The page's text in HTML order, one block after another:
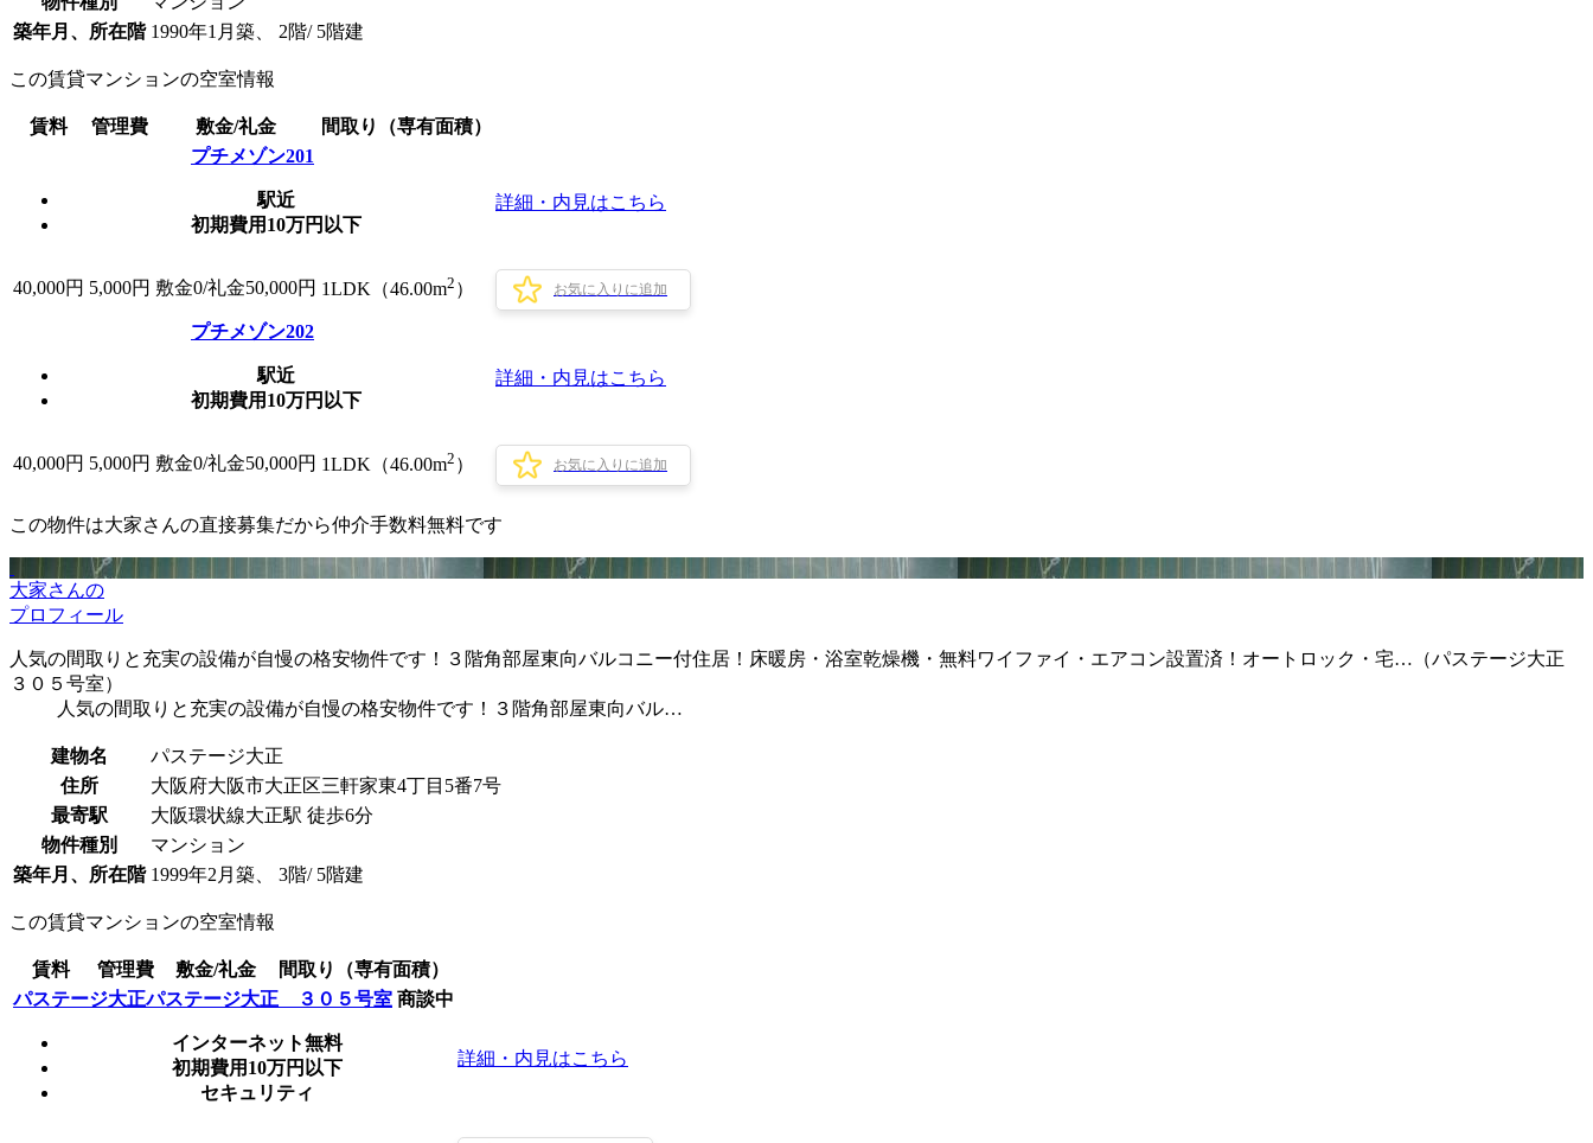
築年月、所在階 1990年1月築、 2階/ 5階建
この賃貸マンションの空室情報
賃料 管理費 敷金/礼金
間取り（専有面積）
プチメゾン201
駅近
初期費用10万円以下
詳細・内見はこちら
40,000円 5,000円 敷金0/礼金50,000円 1LDK（46.00m2 ） お気に入りに追加
プチメゾン202
駅近
初期費用10万円以下
詳細・内見はこちら
40,000円 5,000円 敷金0/礼金50,000円 1LDK（46.00m2 ） お気に入りに追加
この物件は大家さんの直接募集だから仲介手数料無料です
大家さんの
プロフィール
人気の間取りと充実の設備が自慢の格安物件です！３階角部屋東向バルコニー付住居！床暖房・浴室乾燥機・無料ワイファイ・エアコン設置済！オートロック・宅…（パステージ大正
３０５号室）
人気の間取りと充実の設備が自慢の格安物件です！３階角部屋東向バル…
建物名
パステージ大正
住所
大阪府大阪市大正区三軒家東4丁目5番7号
最寄駅
大阪環状線大正駅 徒歩6分
物件種別
マンション
築年月、所在階 1999年2月築、 3階/ 5階建
この賃貸マンションの空室情報
賃料 管理費 敷金/礼金
間取り（専有面積）
パステージ大正パステージ大正 ３０５号室 商談中
インターネット無料
初期費用10万円以下
セキュリティ
詳細・内見はこちら